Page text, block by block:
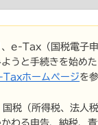
e-Tax（国税電子
ようと手続きを始め
ホームページを
税（所得税、法人
わる申告、納税、